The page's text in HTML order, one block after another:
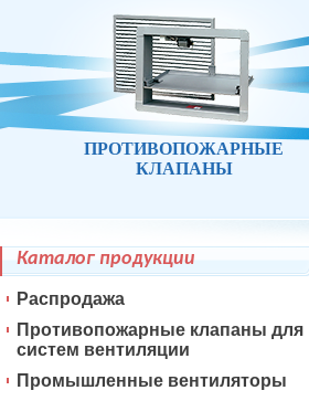
ПРОТИВОПОЖАРНЫЕ
КЛАПАНЫ
Каталог продукции
Распродажа
Противопожарные клапаны для
систем вентиляции
Промышленные вентиляторы